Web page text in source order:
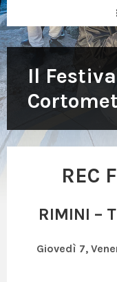
Il
REC
RIMINI –
Giovedì 7,